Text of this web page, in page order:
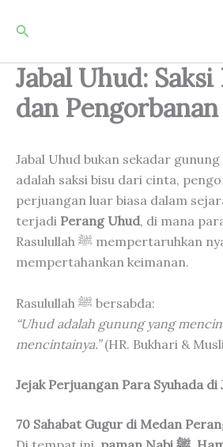
Search
Jabal Uhud:
dan Pengorbanan
Jabal Uhud bukan sekadar
adalah saksi bisu dari cinta,
perjuangan luar biasa dalam
terjadi Perang Uhud, di mana
Rasulullah ﷺ mempertaruhkan nyawa demi
mempertahankan keimanan.
Rasulullah ﷺ bersabda:
“Uhud adalah gunung yang
mencintainya.”(HR. Bukhari &
Jejak Perjuangan Para Syuhada di
70 Sahabat Gugur di Medan